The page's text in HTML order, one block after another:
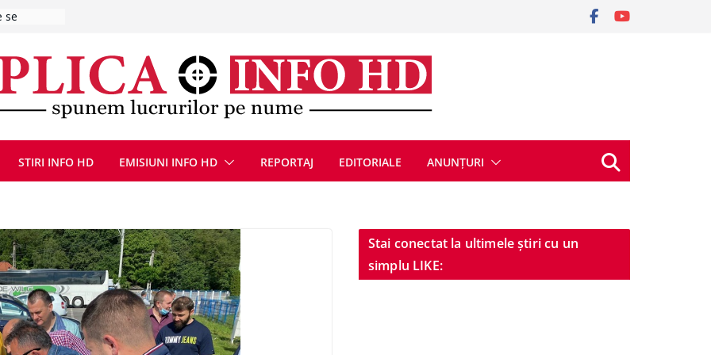
2026
cu un
a
cu
un
STIRI INFO HD EMISIUNI INFO HD REPORTAJ EDITORIALE ANUNȚURI
Stai conectat la ultimele știri cu un
simplu LIKE: